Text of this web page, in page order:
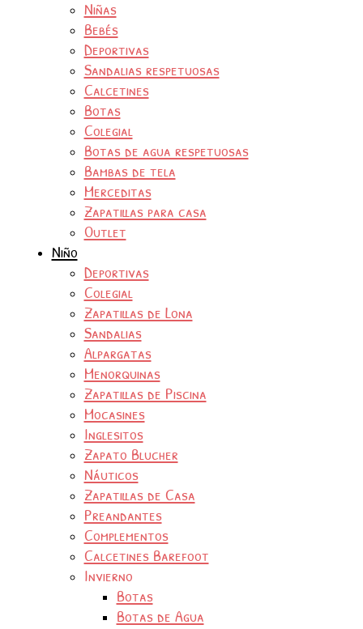
Niñas
Bebés
Deportivas
Sandalias respetuosas
Calcetines
Botas
Colegial
Botas de agua respetuosas
Bambas de tela
Merceditas
Zapatillas para casa
Outlet
Niño
Deportivas
Colegial
Zapatillas de Lona
Sandalias
Alpargatas
Menorquinas
Zapatillas de Piscina
Mocasines
Inglesitos
Zapato Blucher
Náuticos
Zapatillas de Casa
Preandantes
Complementos
Calcetines Barefoot
Invierno
Botas
Botas de Agua